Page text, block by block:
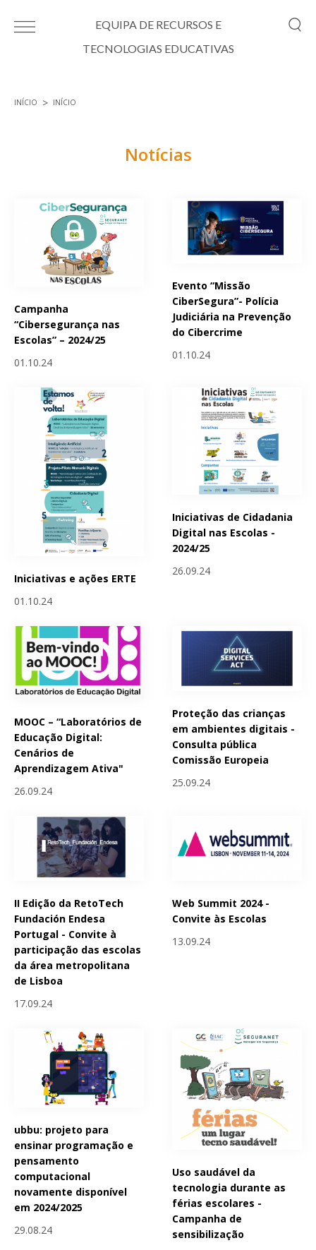
EQUIPA DE RECURSOS E
TECNOLOGIAS EDUCATIVAS
INÍCIO INÍCIO
Notícias
Campanha
“Cibersegurança nas
Escolas” – 2024/25
01.10.24
Evento “Missão
CiberSegura”- Polícia
Judiciária na Prevenção
do Cibercrime
01.10.24
Iniciativas e ações ERTE
01.10.24
Iniciativas de Cidadania
Digital nas Escolas -
2024/25
26.09.24
MOOC – “Laboratórios de
Educação Digital:
Cenários de
Aprendizagem Ativa"
26.09.24
Proteção das crianças
em ambientes digitais -
Consulta pública
Comissão Europeia
25.09.24
II Edição da RetoTech
Fundación Endesa
Portugal - Convite à
participação das escolas
da área metropolitana
de Lisboa
17.09.24
Web Summit 2024 -
Convite às Escolas
13.09.24
ubbu: projeto para
ensinar programação e
pensamento
computacional
novamente disponível
em 2024/2025
29.08.24
Uso saudável da
tecnologia durante as
férias escolares -
Campanha de
sensibilização
Páginas